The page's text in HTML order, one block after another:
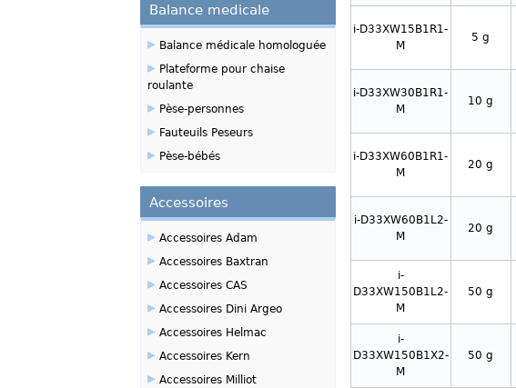
i-D33XW15B1R1-
M
5 g
i-D33XW30B1R1-
M
10 g
i-D33XW60B1R1-
M
20 g
i-D33XW60B1L2-
M
20 g
i-
D33XW150B1L2-
M
50 g
i-
D33XW150B1X2-
M
50 g
Balance medicale
▸Balance médicale homologuée
▸Plateforme pour chaise
roulante
▸Pèse-personnes
▸Fauteuils Peseurs
▸Pèse-bébés
Accessoires
▸Accessoires Adam
▸Accessoires Baxtran
▸Accessoires CAS
▸Accessoires Dini Argeo
▸Accessoires Helmac
▸Accessoires Kern
▸Accessoires Milliot